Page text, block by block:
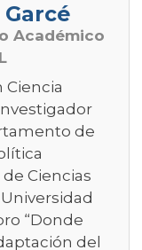
Académico
Ciencia
de
Ciencias
“Donde
del